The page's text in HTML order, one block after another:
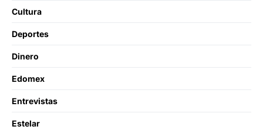
Cultura
Deportes
Dinero
Edomex
Entrevistas
Estelar